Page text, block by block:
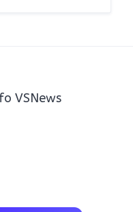
VSNews